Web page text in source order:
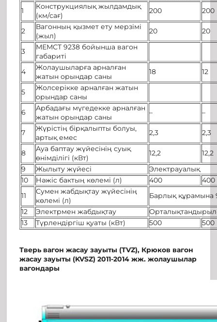
1
Конструкциялық жылдамдық
(км/сағ)
200 200
2
Вагонның қызмет ету мерзімі
(жыл)
20 20
3
МЕМСТ 9238 бойынша вагон
габариті
4
Жолаушыларға арналған
жатын орындар саны
18 12
5
Жолсерікке арналған жатын
орындар саны
6
Арбадағы мүгедекке арналған
жатын орындар саны
– –
7
Жүрістің бірқалыпты болуы,
артық емес
2,3 2,3
8
Ауа баптау жүйесінің суық
өнімділігі (кВт)
12,2
12,2
9
Жылыту жүйесі
Электрауалық
10
Нәжіс бактың көлемі (л) 400
400
11
Сумен жабдықтау жүйесінің
көлемі (л)
Барлық құрамына
12
Электрмен жабдықтау
13
Түрлендіргіш қуаты (кВт) 500 500
Тверь вагон жасау зауыты (TVZ), Крюков вагон
жасау зауыты (KVSZ) 2011-2014 жж. жолаушылар
вагондары